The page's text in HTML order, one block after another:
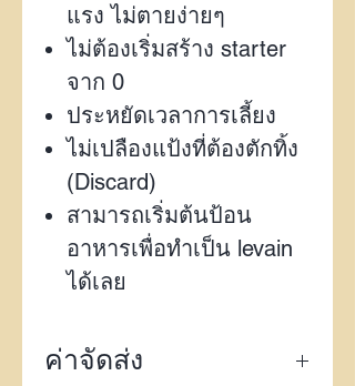
แรง ไม่ตายง่ายๆ
ไม่ต้องเริ่มสร้าง starter
จาก 0
ประหยัดเวลาการเลี้ยง
ไม่เปลืองแป้งที่ต้องตักทิ้ง
(Discard)
สามารถเริ่มต้นป้อน
อาหารเพื่อทำเป็น levain
ได้เลย
ค่าจัดส่ง